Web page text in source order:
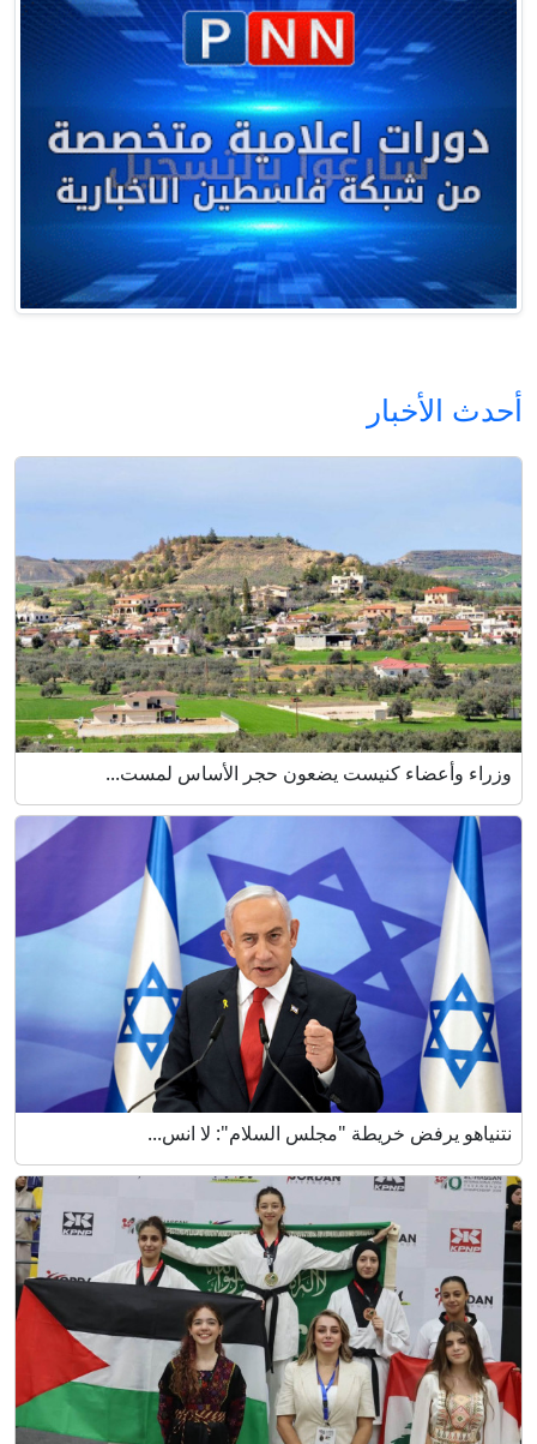
أحدث الأخبار
وزراء وأعضاء كنيست يضعون حجر الأساس لمست...
نتنياهو يرفض خريطة "مجلس السلام": لا انس...